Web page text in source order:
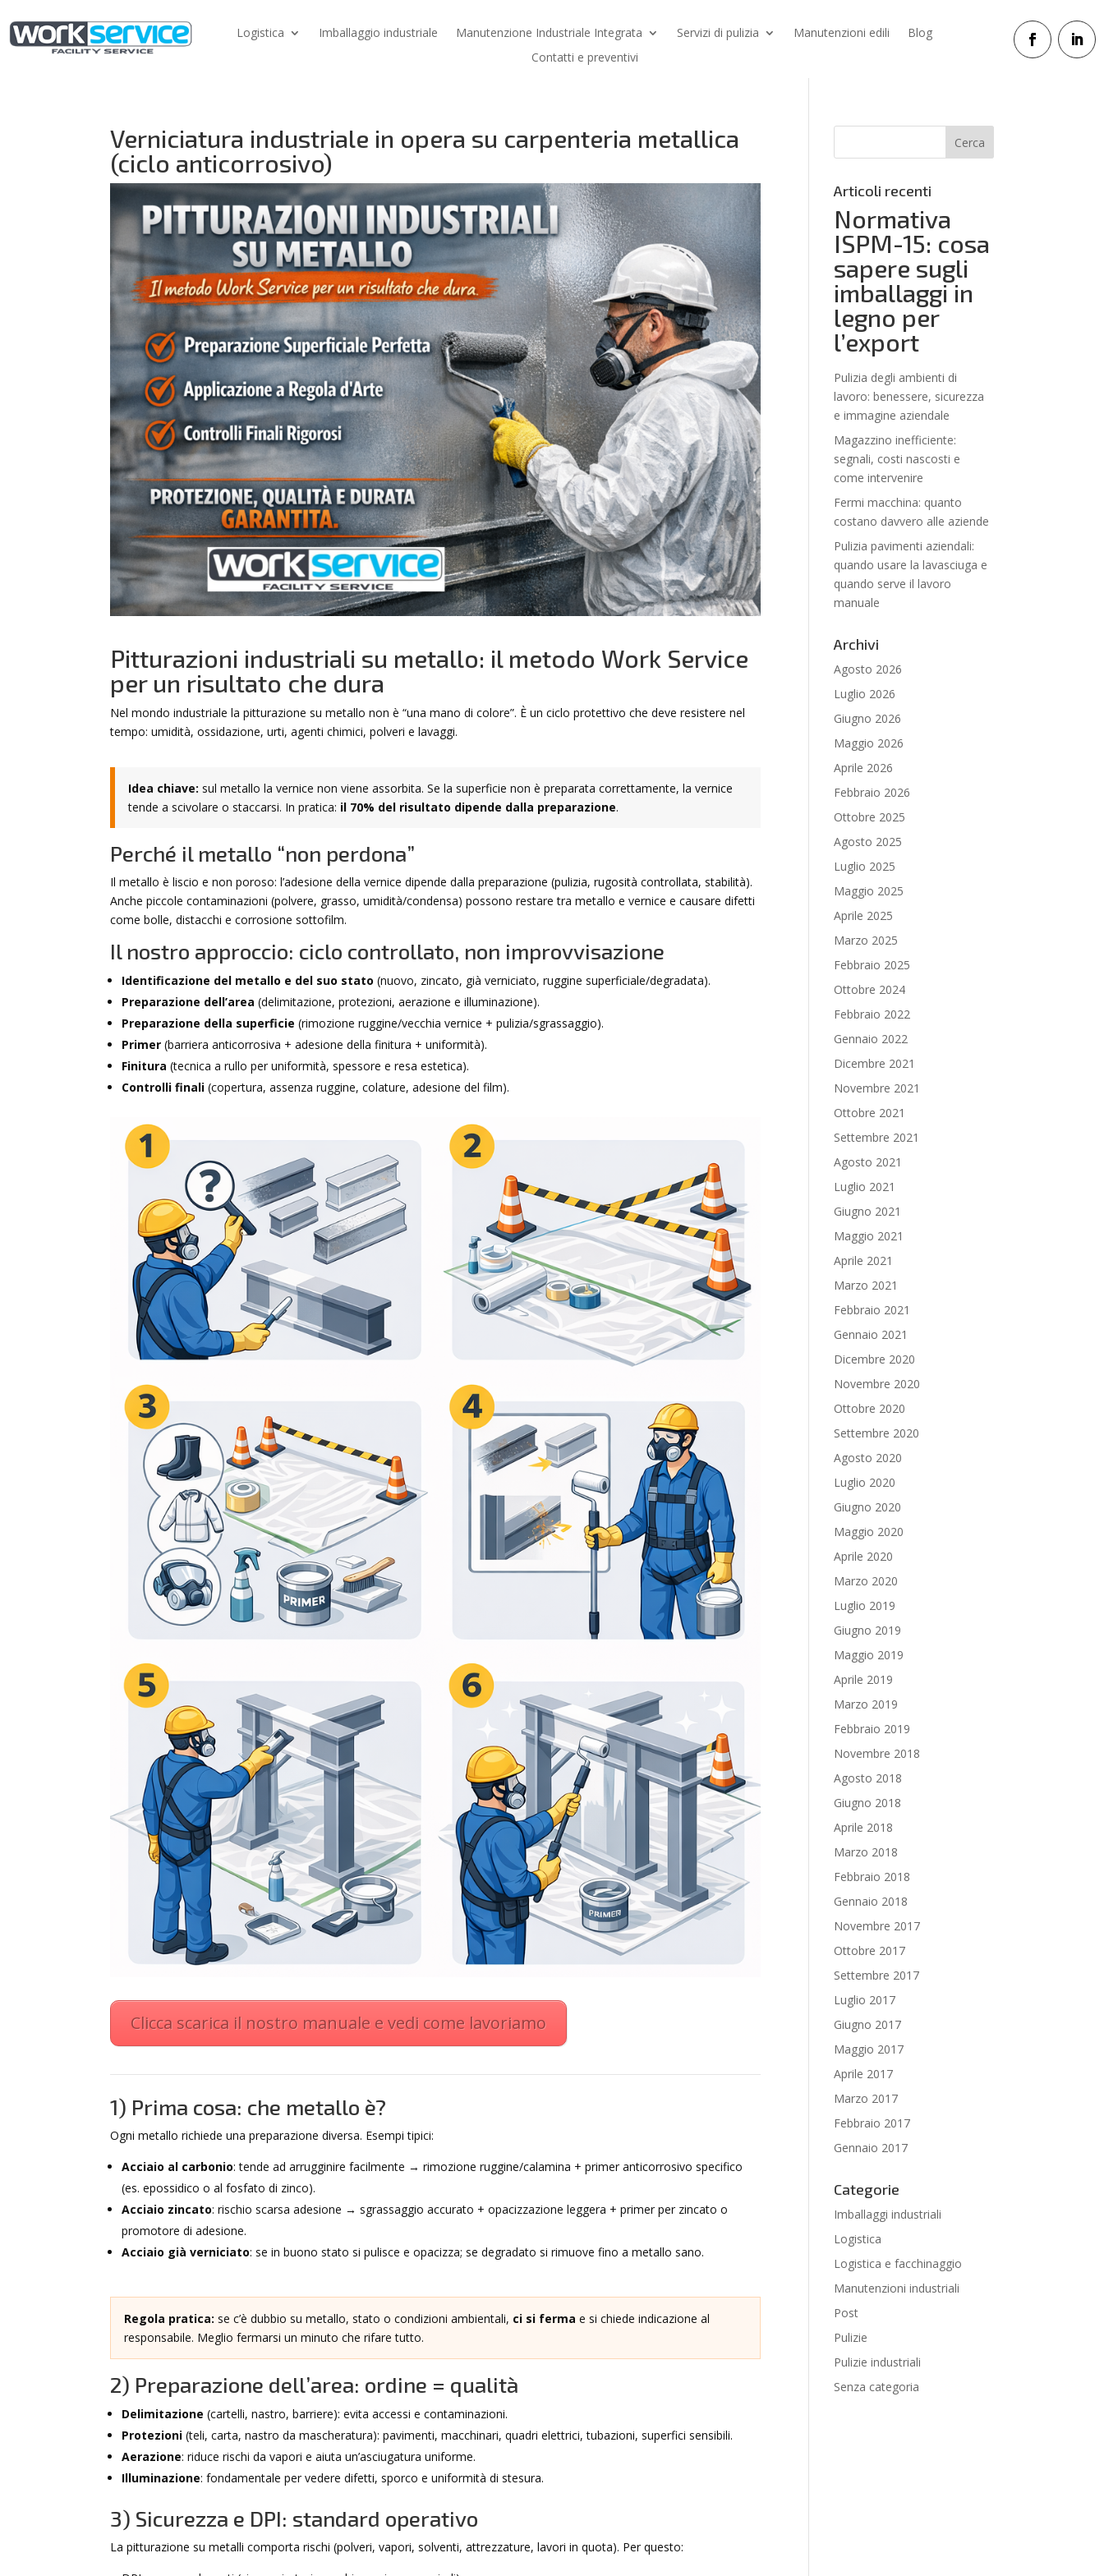
Logistica Imballaggio industriale Manutenzione Industriale Integrata Servizi di pulizia Manutenzioni edili
Blog
Contatti e preventivi
Verniciatura industriale in opera su carpenteria metallica
(ciclo anticorrosivo)
Pitturazioni industriali su metallo: il metodo Work Service
per un risultato che dura
Nel mondo industriale la pitturazione su metallo non è “una mano di colore”. È un ciclo protettivo che deve resistere nel
tempo: umidità, ossidazione, urti, agenti chimici, polveri e lavaggi.
Idea chiave: sul metallo la vernice non viene assorbita. Se la superficie non è preparata correttamente, la vernice
tende a scivolare o staccarsi. In pratica: il 70% del risultato dipende dalla preparazione.
Perché il metallo “non perdona”
Il metallo è liscio e non poroso: l’adesione della vernice dipende dalla preparazione (pulizia, rugosità controllata, stabilità).
Anche piccole contaminazioni (polvere, grasso, umidità/condensa) possono restare tra metallo e vernice e causare difetti
come bolle, distacchi e corrosione sottofilm.
Il nostro approccio: ciclo controllato, non improvvisazione
Identificazione del metallo e del suo stato (nuovo, zincato, già verniciato, ruggine superficiale/degradata).
Preparazione dell’area (delimitazione, protezioni, aerazione e illuminazione).
Preparazione della superficie (rimozione ruggine/vecchia vernice + pulizia/sgrassaggio).
Primer (barriera anticorrosiva + adesione della finitura + uniformità).
Finitura (tecnica a rullo per uniformità, spessore e resa estetica).
Controlli finali (copertura, assenza ruggine, colature, adesione del film).
Clicca scarica il nostro manuale e vedi come lavoriamo
1) Prima cosa: che metallo è?
Ogni metallo richiede una preparazione diversa. Esempi tipici:
Acciaio al carbonio: tende ad arrugginire facilmente → rimozione ruggine/calamina + primer anticorrosivo specifico
(es. epossidico o al fosfato di zinco).
Acciaio zincato: rischio scarsa adesione → sgrassaggio accurato + opacizzazione leggera + primer per zincato o
promotore di adesione.
Acciaio già verniciato: se in buono stato si pulisce e opacizza; se degradato si rimuove fino a metallo sano.
Regola pratica: se c’è dubbio su metallo, stato o condizioni ambientali, ci si ferma e si chiede indicazione al
responsabile. Meglio fermarsi un minuto che rifare tutto.
2) Preparazione dell’area: ordine = qualità
Delimitazione (cartelli, nastro, barriere): evita accessi e contaminazioni.
Protezioni (teli, carta, nastro da mascheratura): pavimenti, macchinari, quadri elettrici, tubazioni, superfici sensibili.
Aerazione: riduce rischi da vapori e aiuta un’asciugatura uniforme.
Illuminazione: fondamentale per vedere difetti, sporco e uniformità di stesura.
3) Sicurezza e DPI: standard operativo
La pitturazione su metalli comporta rischi (polveri, vapori, solventi, attrezzature, lavori in quota). Per questo:
Articoli recenti
Normativa
ISPM-15: cosa
sapere sugli
imballaggi in
legno per
l’export
Pulizia degli ambienti di
lavoro: benessere, sicurezza
e immagine aziendale
Magazzino inefficiente:
segnali, costi nascosti e
come intervenire
Fermi macchina: quanto
costano davvero alle aziende
Pulizia pavimenti aziendali:
quando usare la lavasciuga e
quando serve il lavoro
manuale
Archivi
Agosto 2026
Luglio 2026
Giugno 2026
Maggio 2026
Aprile 2026
Febbraio 2026
Ottobre 2025
Agosto 2025
Luglio 2025
Maggio 2025
Aprile 2025
Marzo 2025
Febbraio 2025
Ottobre 2024
Febbraio 2022
Gennaio 2022
Dicembre 2021
Novembre 2021
Ottobre 2021
Settembre 2021
Agosto 2021
Luglio 2021
Giugno 2021
Maggio 2021
Aprile 2021
Marzo 2021
Febbraio 2021
Gennaio 2021
Dicembre 2020
Novembre 2020
Ottobre 2020
Settembre 2020
Agosto 2020
Luglio 2020
Giugno 2020
Maggio 2020
Aprile 2020
Marzo 2020
Luglio 2019
Giugno 2019
Maggio 2019
Aprile 2019
Marzo 2019
Febbraio 2019
Novembre 2018
Agosto 2018
Giugno 2018
Aprile 2018
Marzo 2018
Febbraio 2018
Gennaio 2018
Novembre 2017
Ottobre 2017
Settembre 2017
Luglio 2017
Giugno 2017
Maggio 2017
Aprile 2017
Marzo 2017
Febbraio 2017
Gennaio 2017
Categorie
Imballaggi industriali
Logistica
Logistica e facchinaggio
Manutenzioni industriali
Post
Pulizie
Pulizie industriali
Senza categoria